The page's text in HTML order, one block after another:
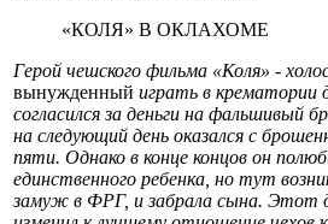
«КОЛЯ» В ОКЛАХОМЕ
Герой чешского фильма «Коля» -
вынужденный играть в крематории
согласился за деньги на фальшивый
на следующий день оказался с
пяти. Однако в конце концов он
единственного ребенка, но тут
замуж в ФРГ, и забрала сына. Этот